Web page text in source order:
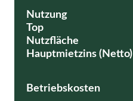
Nutzung
Top
Nutzfläche
Hauptmietzins (Netto)
Betriebskosten